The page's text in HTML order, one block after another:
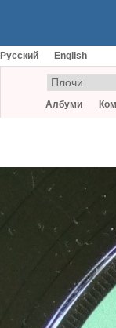
Русский English
Албуми